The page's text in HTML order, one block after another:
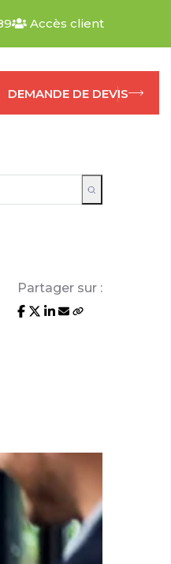
Accès client
DEMANDE DE DEVIS
Partager sur :